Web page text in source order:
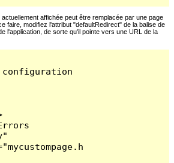
affichée peut être remplacée par une page
faire, modifiez l'attribut "defaultRedirect" de la balise de
l'application, de sorte qu'il pointe vers une URL de la